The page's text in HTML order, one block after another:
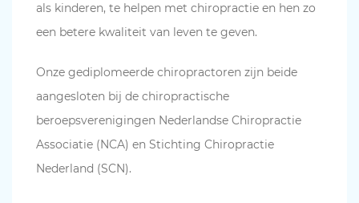
als kinderen, te helpen met chiropractie en hen zo
een betere kwaliteit van leven te geven.
Onze gediplomeerde chiropractoren zijn beide
aangesloten bij de chiropractische
beroepsverenigingen Nederlandse Chiropractie
Associatie (NCA) en Stichting Chiropractie
Nederland (SCN).